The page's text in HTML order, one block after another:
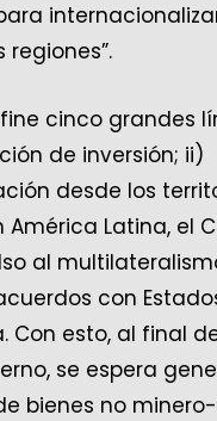
cinco grandes
de inversión; ii)
desde los
Latina, el
al
con
Con esto, al final
se espera
bienes no